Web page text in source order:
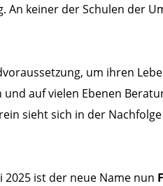
keiner der Schulen der
um ihren
auf vielen Ebenen
sieht sich in der
ist der neue Name nun